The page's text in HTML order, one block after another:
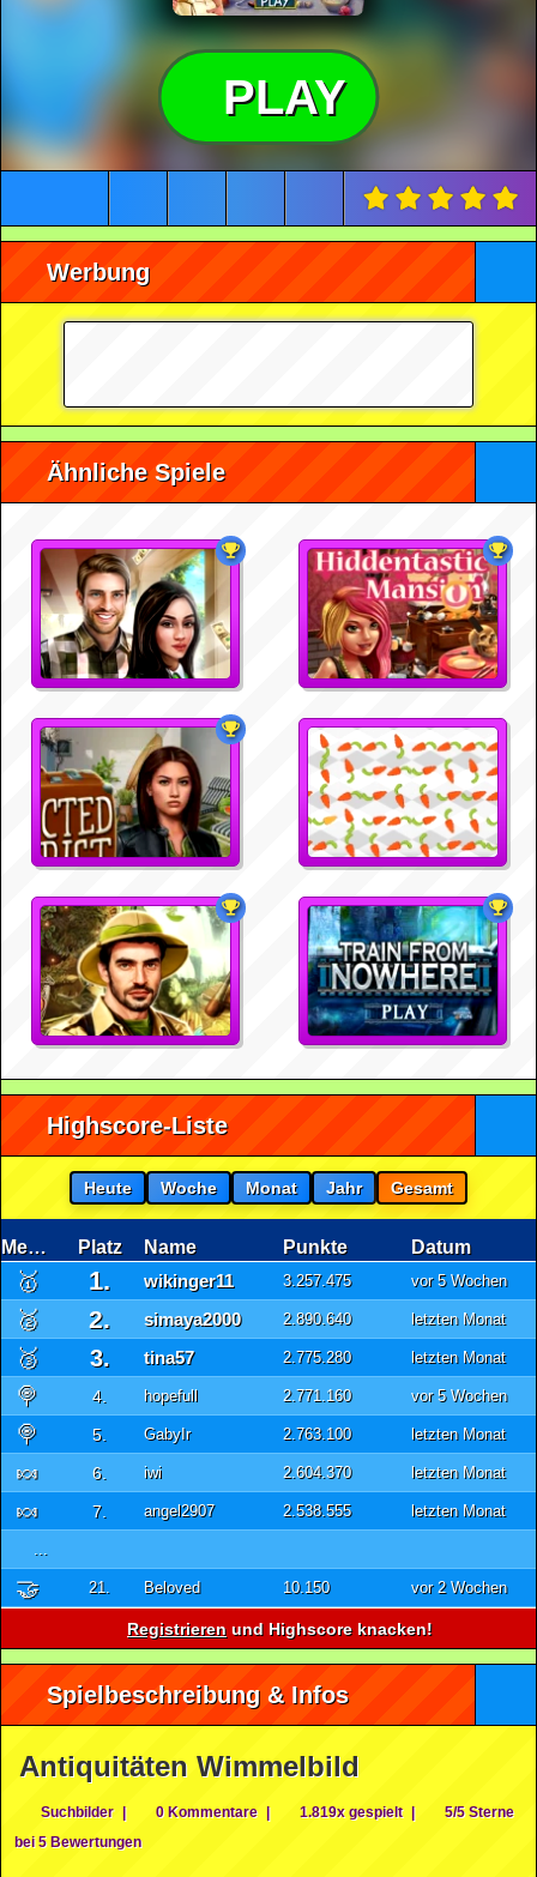
PLAY
Werbung
Ähnliche Spiele
Highscore-Liste
Heute Woche Monat Jahr Gesamt
Medaille Platz Name Punkte Datum
🥇 1. wikinger11 3.257.475 vor 5 Wochen
🥈 2. simaya2000 2.890.640 letzten Monat
🥉 3. tina57 2.775.280 letzten Monat
🍭 4. hopefull 2.771.160 vor 5 Wochen
🍭 5. GabyIr 2.763.100 letzten Monat
🍬 6. iwi 2.604.370 letzten Monat
🍬 7. angel2907 2.538.555 letzten Monat
...
🤝 21. Beloved 10.150 vor 2 Wochen
Registrieren und Highscore knacken!
Spielbeschreibung & Infos
Antiquitäten Wimmelbild
Suchbilder | 0 Kommentare | 1.819x gespielt |
5/5 Sterne
bei 5 Bewertungen